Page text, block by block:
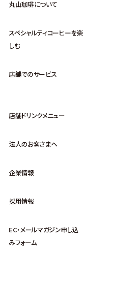
丸山珈琲について
スペシャルティコーヒーを楽
しむ
店舗でのサービス
店舗ドリンクメニュー
法人のお客さまへ
企業情報
採用情報
EC・メールマガジン申し込
みフォーム